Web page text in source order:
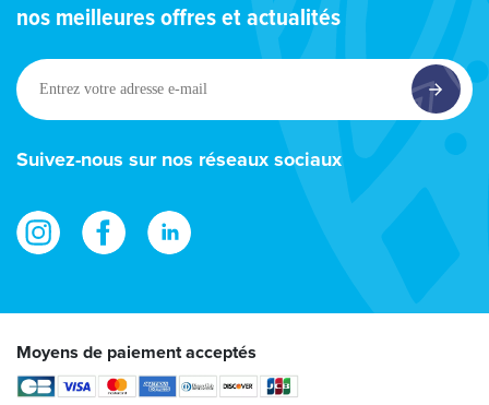
nos meilleures offres et actualités
Entrez
votre
adresse
e-
Suivez-nous sur nos réseaux sociaux
Moyens de paiement acceptés